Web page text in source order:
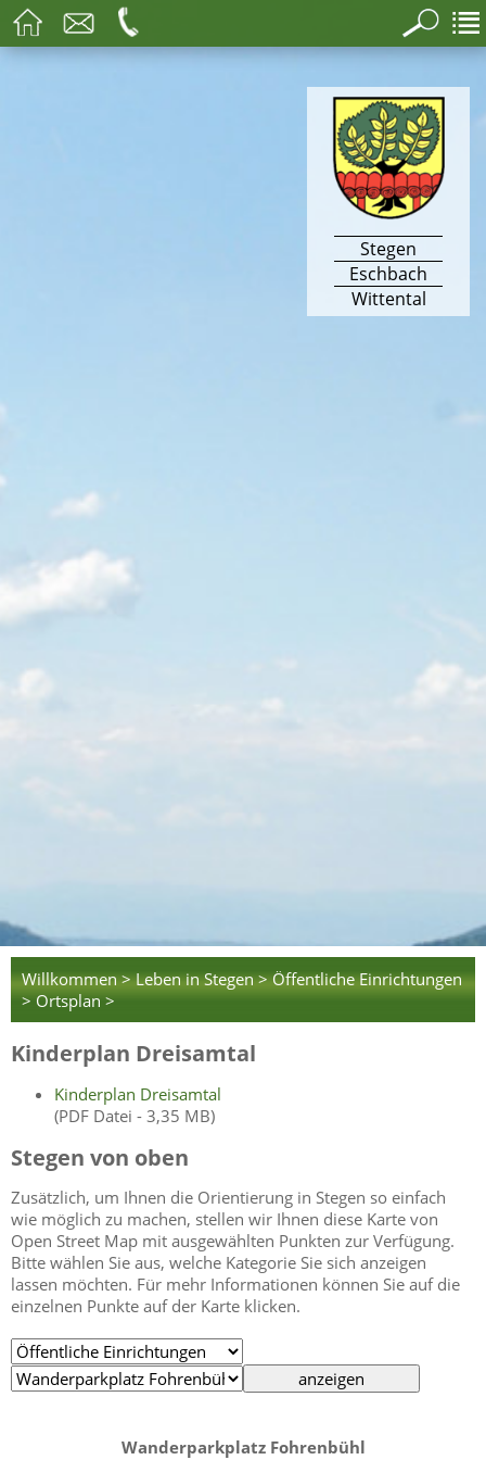
Stegen
Eschbach
Wittental
Willkommen > Leben in Stegen > Öffentliche Einrichtungen
> Ortsplan >
Kinderplan Dreisamtal
Kinderplan Dreisamtal
(PDF Datei - 3,35 MB)
Stegen von oben
Zusätzlich, um Ihnen die Orientierung in Stegen so einfach
wie möglich zu machen, stellen wir Ihnen diese Karte von
Open Street Map mit ausgewählten Punkten zur Verfügung.
Bitte wählen Sie aus, welche Kategorie Sie sich anzeigen
lassen möchten. Für mehr Informationen können Sie auf die
einzelnen Punkte auf der Karte klicken.
Wanderparkplatz Fohrenbühl